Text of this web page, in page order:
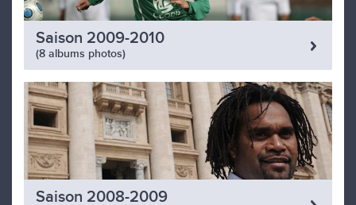
Saison 2009-2010
(8 albums photos)
Saison 2008-2009